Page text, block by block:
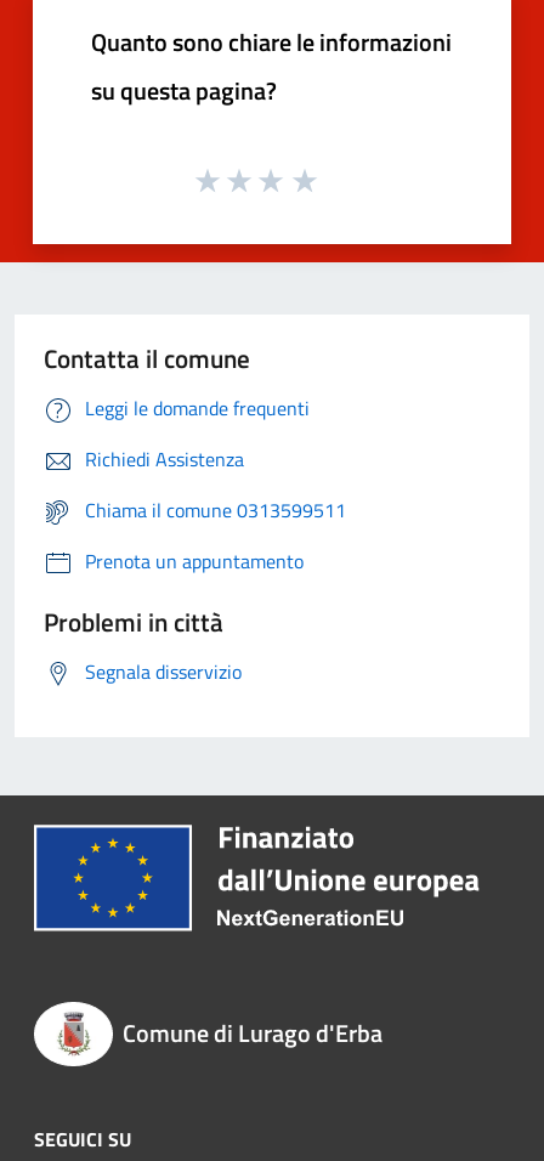
Quanto sono chiare le informazioni
su questa pagina?
Contatta il comune
Leggi le domande frequenti
Richiedi Assistenza
Chiama il comune 0313599511
Prenota un appuntamento
Problemi in città
Segnala disservizio
Comune di Lurago d'Erba
SEGUICI SU